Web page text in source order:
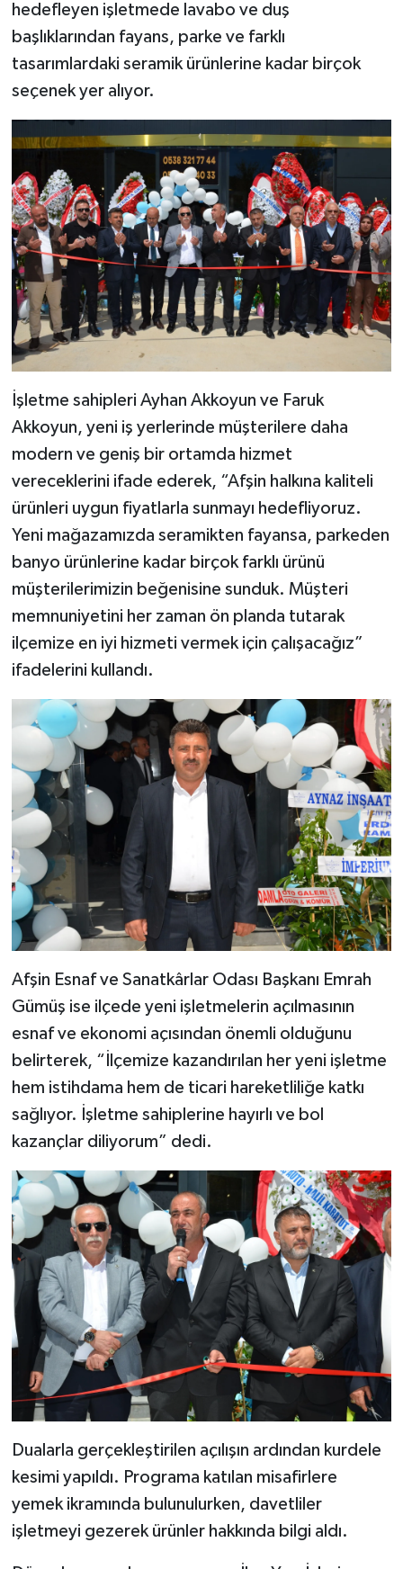
hedefleyen işletmede lavabo ve duş
başlıklarından fayans, parke ve farklı
tasarımlardaki seramik ürünlerine kadar birçok
seçenek yer alıyor.
İşletme sahipleri Ayhan Akkoyun ve Faruk
Akkoyun, yeni iş yerlerinde müşterilere daha
modern ve geniş bir ortamda hizmet
vereceklerini ifade ederek, “Afşin halkına kaliteli
ürünleri uygun fiyatlarla sunmayı hedefliyoruz.
Yeni mağazamızda seramikten fayansa, parkeden
banyo ürünlerine kadar birçok farklı ürünü
müşterilerimizin beğenisine sunduk. Müşteri
memnuniyetini her zaman ön planda tutarak
ilçemize en iyi hizmeti vermek için çalışacağız”
ifadelerini kullandı.
Afşin Esnaf ve Sanatkârlar Odası Başkanı Emrah
Gümüş ise ilçede yeni işletmelerin açılmasının
esnaf ve ekonomi açısından önemli olduğunu
belirterek, “İlçemize kazandırılan her yeni işletme
hem istihdama hem de ticari hareketliliğe katkı
sağlıyor. İşletme sahiplerine hayırlı ve bol
kazançlar diliyorum” dedi.
Dualarla gerçekleştirilen açılışın ardından kurdele
kesimi yapıldı. Programa katılan misafirlere
yemek ikramında bulunulurken, davetliler
işletmeyi gezerek ürünler hakkında bilgi aldı.